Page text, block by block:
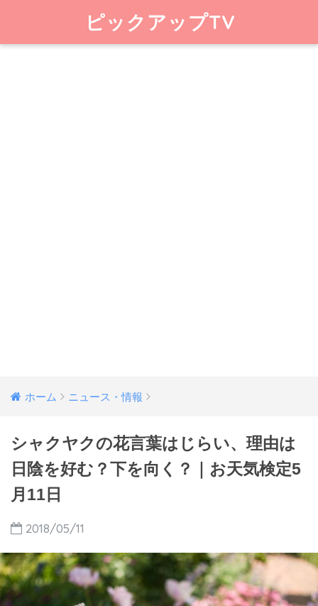
ピックアップTV
ホーム ニュース・情報
シャクヤクの花言葉はじらい、理由は
日陰を好む？下を向く？｜お天気検定5
月11日
2018/05/11